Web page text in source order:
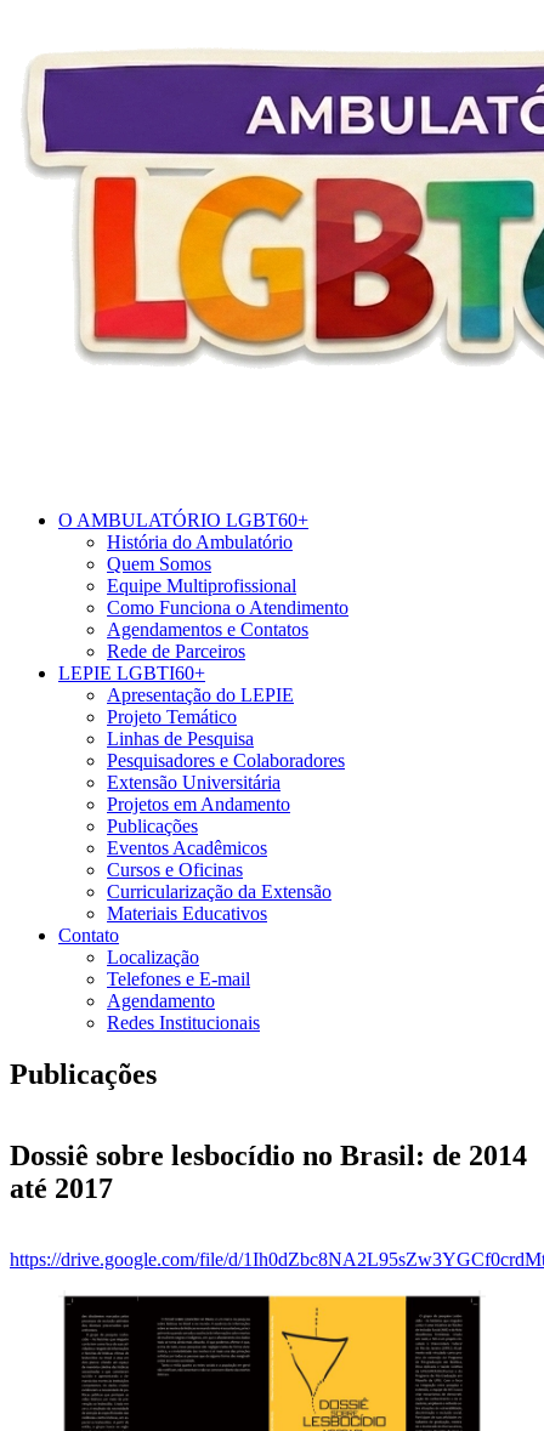
O AMBULATÓRIO LGBT60+
História do Ambulatório
Quem Somos
Equipe Multiprofissional
Como Funciona o Atendimento
Agendamentos e Contatos
Rede de Parceiros
LEPIE LGBTI60+
Apresentação do LEPIE
Projeto Temático
Linhas de Pesquisa
Pesquisadores e Colaboradores
Extensão Universitária
Projetos em Andamento
Publicações
Eventos Acadêmicos
Cursos e Oficinas
Curricularização da Extensão
Materiais Educativos
Contato
Localização
Telefones e E-mail
Agendamento
Redes Institucionais
Publicações
Dossiê sobre lesbocídio no Brasil: de 2014
até 2017
https://drive.google.com/file/d/